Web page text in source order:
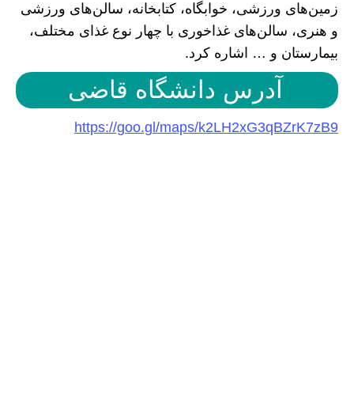
زمین‌های ورزشی، خوابگاه، کتابخانه، سالن‌های ورزشی
و هنری، سالن‌های غذاخوری با چهار نوع غذای مختلف،
بیمارستان و … اشاره کرد.
آدرس دانشگاه قاضی
https://goo.gl/maps/k2LH2xG3qBZrK7zB9